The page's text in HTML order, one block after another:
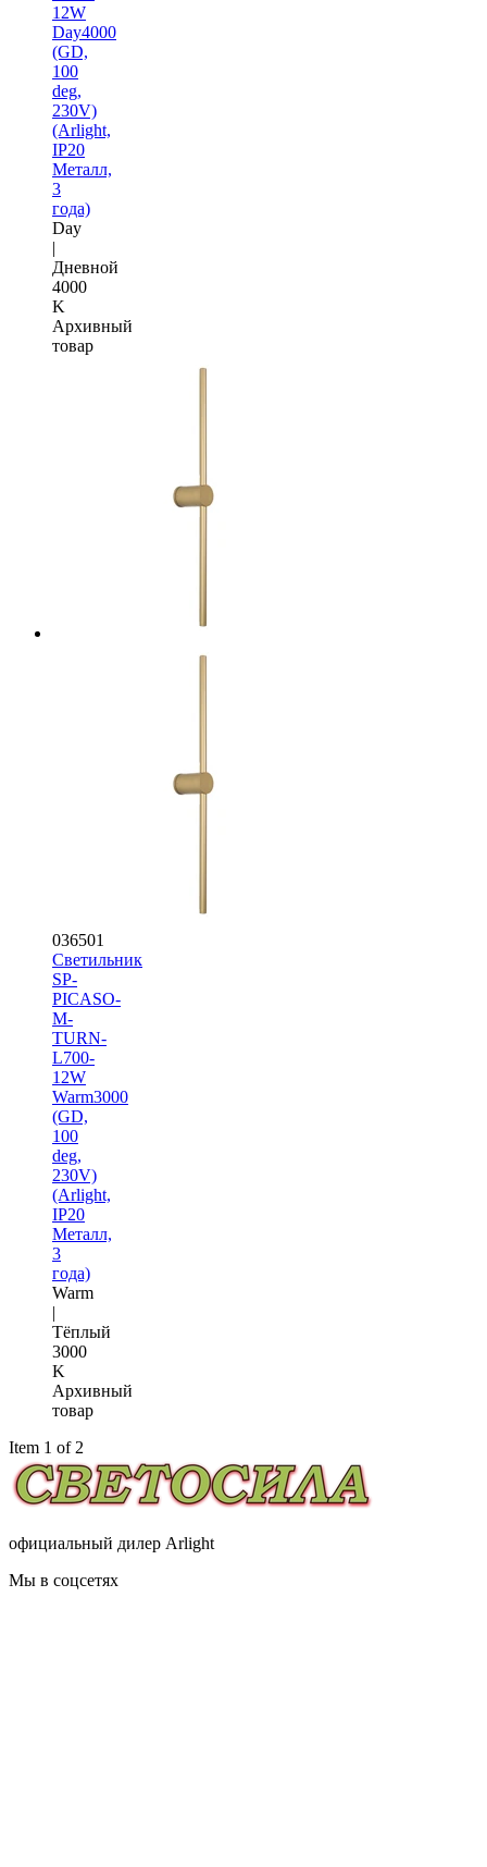
12W
Day4000
(GD,
100
deg,
230V)
(Arlight,
IP20
Металл,
3
года)
Day
|
Дневной
4000
K
Архивный
товар
036501
Светильник
SP-
PICASO-
M-
TURN-
L700-
12W
Warm3000
(GD,
100
deg,
230V)
(Arlight,
IP20
Металл,
3
года)
Warm
|
Тёплый
3000
K
Архивный
товар
Item 1 of 2
официальный дилер Arlight
Мы в соцсетях